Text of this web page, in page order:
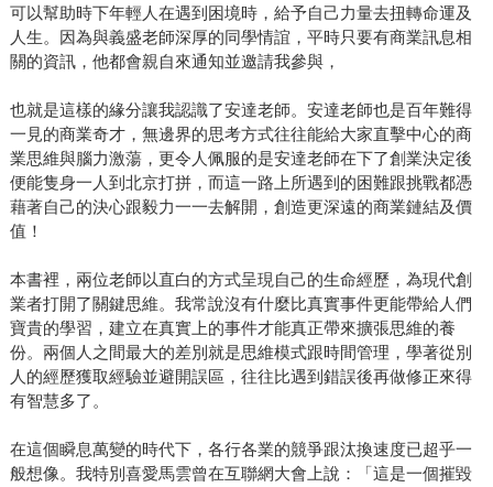
可以幫助時下年輕人在遇到困境時，給予自己力量去扭轉命運及
人生。因為與義盛老師深厚的同學情誼，平時只要有商業訊息相
關的資訊，他都會親自來通知並邀請我參與，
也就是這樣的緣分讓我認識了安達老師。安達老師也是百年難得
一見的商業奇才，無邊界的思考方式往往能給大家直擊中心的商
業思維與腦力激蕩，更令人佩服的是安達老師在下了創業決定後
便能隻身一人到北京打拼，而這一路上所遇到的困難跟挑戰都憑
藉著自己的決心跟毅力一一去解開，創造更深遠的商業鏈結及價
值！
本書裡，兩位老師以直白的方式呈現自己的生命經歷，為現代創
業者打開了關鍵思維。我常說沒有什麼比真實事件更能帶給人們
寶貴的學習，建立在真實上的事件才能真正帶來擴張思維的養
份。兩個人之間最大的差別就是思維模式跟時間管理，學著從別
人的經歷獲取經驗並避開誤區，往往比遇到錯誤後再做修正來得
有智慧多了。
在這個瞬息萬變的時代下，各行各業的競爭跟汰換速度已超乎一
般想像。我特別喜愛馬雲曾在互聯網大會上說：「這是一個摧毀